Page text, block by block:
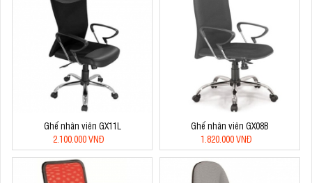
Ghế nhân viên GX11L
2.100.000 VNĐ
Ghế nhân viên GX08B
1.820.000 VNĐ